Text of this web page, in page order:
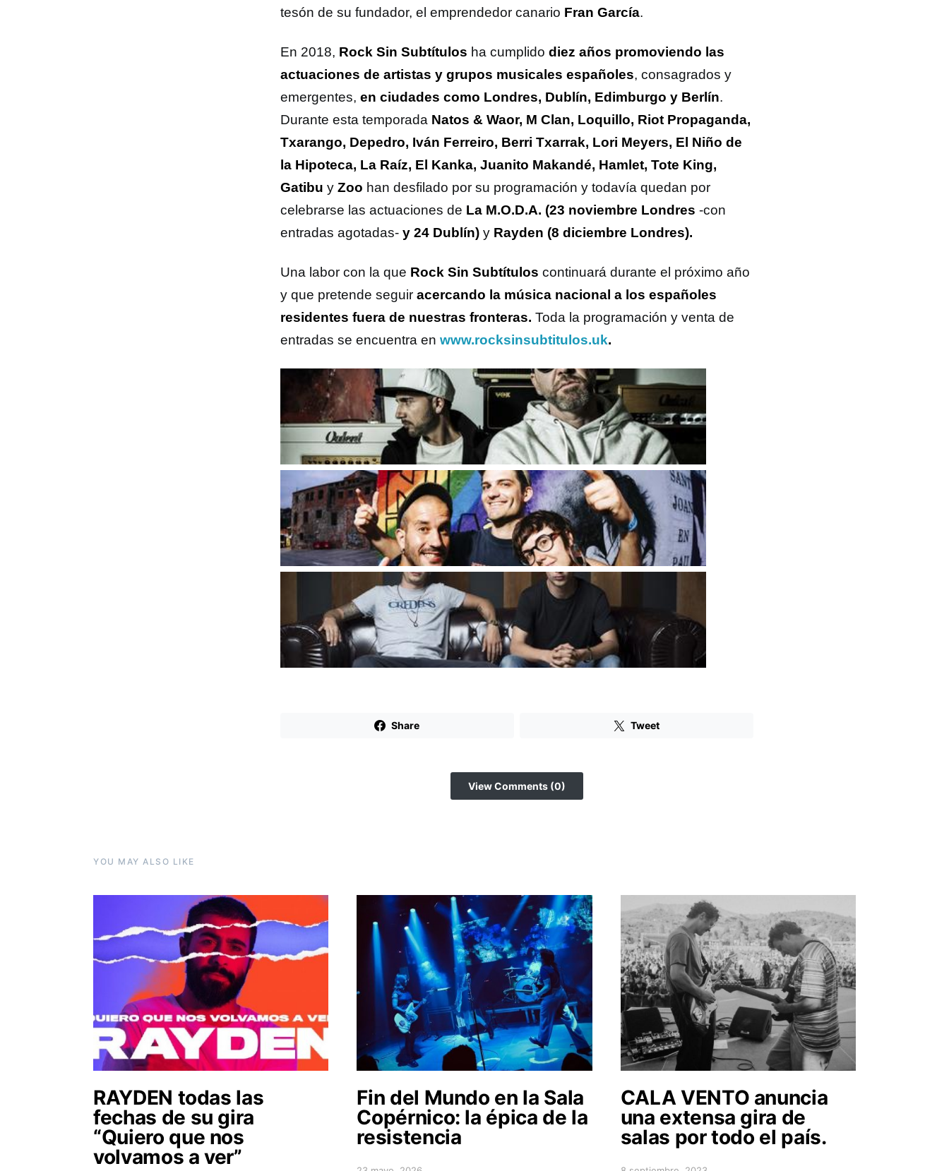
tesón de su fundador, el emprendedor canario Fran García.
En 2018, Rock Sin Subtítulos ha cumplido diez años promoviendo las
actuaciones de artistas y grupos musicales españoles, consagrados y
emergentes, en ciudades como Londres, Dublín, Edimburgo y Berlín.
Durante esta temporada Natos & Waor, M Clan, Loquillo, Riot Propaganda,
Txarango, Depedro, Iván Ferreiro, Berri Txarrak, Lori Meyers, El Niño de
la Hipoteca, La Raíz, El Kanka, Juanito Makandé, Hamlet, Tote King,
Gatibu y Zoo han desfilado por su programación y todavía quedan por
celebrarse las actuaciones de La M.O.D.A. (23 noviembre Londres -con
entradas agotadas- y 24 Dublín) y Rayden (8 diciembre Londres).
Una labor con la que Rock Sin Subtítulos continuará durante el próximo año
y que pretende seguir acercando la música nacional a los españoles
residentes fuera de nuestras fronteras. Toda la programación y venta de
entradas se encuentra en www.rocksinsubtitulos.uk.
Share Tweet
View Comments (0)
YOU MAY ALSO LIKE
RAYDEN todas las
fechas de su gira
“Quiero que nos
volvamos a ver”
Fin del Mundo en la Sala
Copérnico: la épica de la
resistencia
CALA VENTO anuncia
una extensa gira de
salas por todo el país.